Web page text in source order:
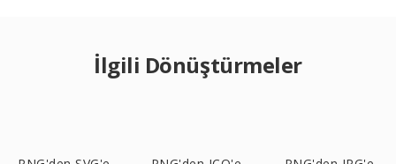
İlgili Dönüştürmeler